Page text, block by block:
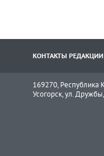
КОНТАКТЫ РЕДАКЦИИ
169270, Республика
Усогорск, ул.